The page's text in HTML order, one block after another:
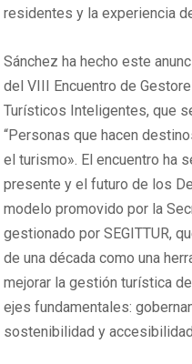
residentes y la experiencia
Sánchez ha hecho este
del VIII Encuentro de
Turísticos Inteligentes, que
“Personas que hacen
el turismo». El encuentro ha
presente y el futuro de los
modelo promovido por la
gestionado por SEGITTUR,
de una década como una
mejorar la gestión turística
ejes fundamentales:
sostenibilidad y